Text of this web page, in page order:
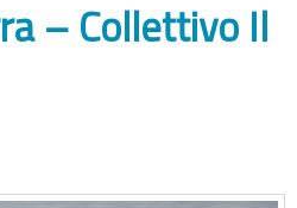
– Collettivo Il